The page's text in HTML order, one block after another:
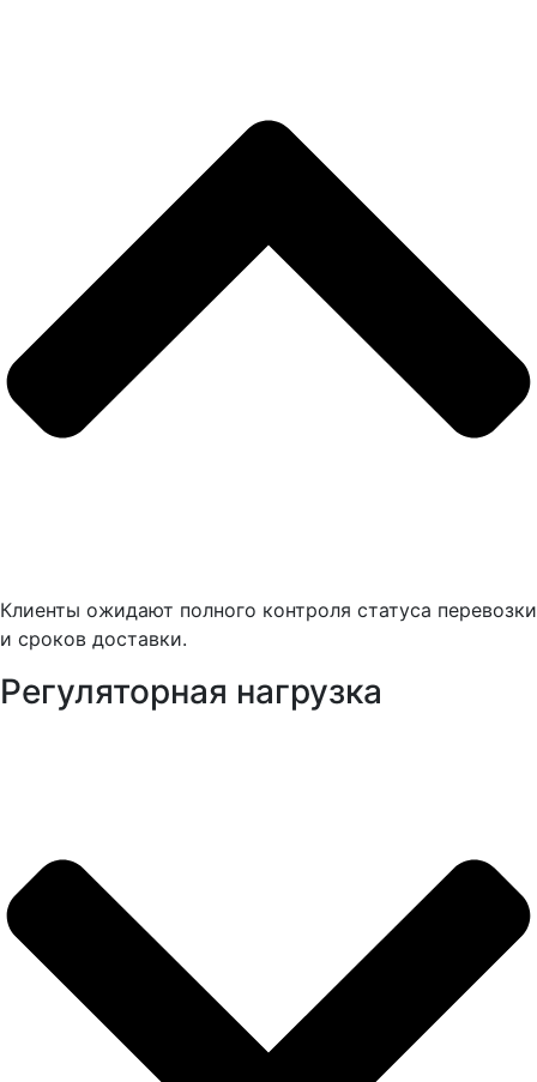
Клиенты ожидают полного контроля статуса перевозки
и сроков доставки.
Регуляторная нагрузка